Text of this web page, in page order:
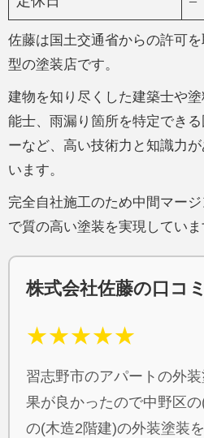
佐藤は国土交通省からの許可
型の塗装店です。
建物を知り尽くした建築士や
能士、雨漏り箇所を特定でき
ーなど、高い技術力と知識力
います。
完全自社施工のため中間マー
で質の高い塗装を実現していま
株式会社佐藤の口コミ
★★★★★
習志野市のアパートの外
果が良かったので中野区
の(木造2階建)の外装塗装